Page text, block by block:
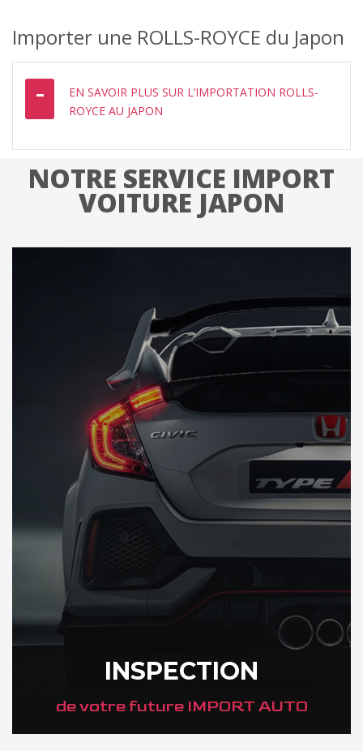
Importer une ROLLS-ROYCE du Japon
EN SAVOIR PLUS SUR L’IMPORTATION ROLLS-
ROYCE AU JAPON
NOTRE SERVICE IMPORT
VOITURE JAPON
INSPECTION
de votre future IMPORT AUTO